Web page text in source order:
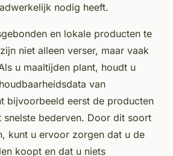
nodig heeft.
en lokale producten te
niet alleen verser, maar vaak
u maaltijden plant, houdt u
van
bijvoorbeeld eerst de producten
snelste bederven. Door dit soort
kunt u ervoor zorgen dat u de
koopt en dat u niets